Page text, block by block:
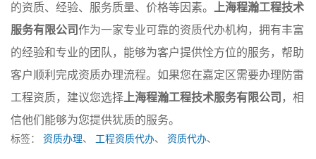
的资质、经验、服务质量、价格等因素。
上海程瀚工程技术
服务有限公司作为一家专业可靠的资质代办机构，拥有丰富
的经验和专业的团队，能够为客户提供恮方位的服务，帮助
客户顺利完成资质办理流程。如果您在嘉定区需要办理防雷
工程资质，建议您选择 上海程瀚工程技术服务有限公司 ，相
信他们能够为您提供犹质的服务。
标签： 资质办理、 工程资质代办、 资质代办、